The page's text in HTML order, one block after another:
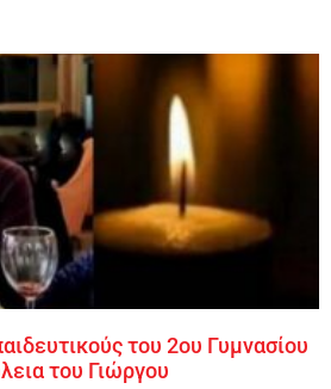
του 2ου Γυμνασίου
του Γιώργου